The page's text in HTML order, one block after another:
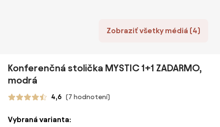
Zobraziť všetky médiá (4)
Konferenčná stolička MYSTIC 1+1 ZADARMO,
modrá
4,6 (7 hodnotení)
Vybraná varianta: